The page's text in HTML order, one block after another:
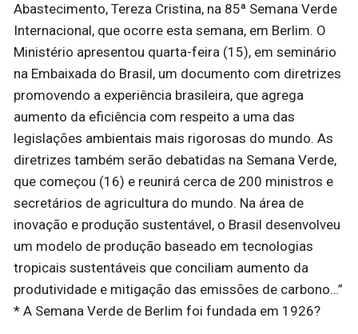
Abastecimento, Tereza Cristina, na 85ª Semana Verde
Internacional, que ocorre esta semana, em Berlim. O
Ministério apresentou quarta-feira (15), em seminário
na Embaixada do Brasil, um documento com diretrizes
promovendo a experiência brasileira, que agrega
aumento da eficiência com respeito a uma das
legislações ambientais mais rigorosas do mundo. As
diretrizes também serão debatidas na Semana Verde,
que começou (16) e reunirá cerca de 200 ministros e
secretários de agricultura do mundo. Na área de
inovação e produção sustentável, o Brasil desenvolveu
um modelo de produção baseado em tecnologias
tropicais sustentáveis que conciliam aumento da
produtividade e mitigação das emissões de carbono…”
* A Semana Verde de Berlim foi fundada em 1926?